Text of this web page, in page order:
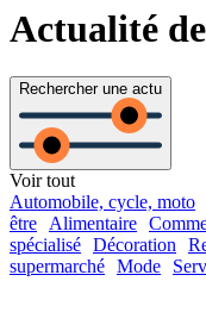
Actualité
Rechercher une actu
Voir tout
Automobile, cycle, moto
être Alimentaire
spécialisé Décoration
supermarché Mode